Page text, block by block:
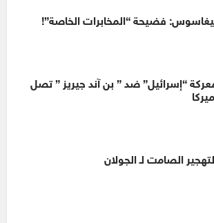
فضيحة “المخابرات الخاصة”!
“إسرائيل” ضد ” بن آند جيريز ” تصل
الصامت لـ الجولان